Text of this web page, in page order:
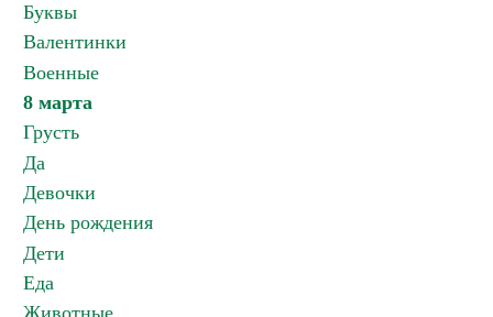
Буквы
Валентинки
Военные
8 марта
Грусть
Да
Девочки
День рождения
Дети
Еда
Животные